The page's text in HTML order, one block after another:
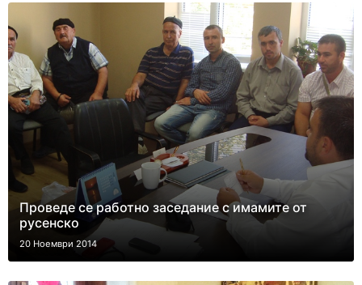
Проведе се работно заседание с имамите от
русенско
20 Ноември 2014